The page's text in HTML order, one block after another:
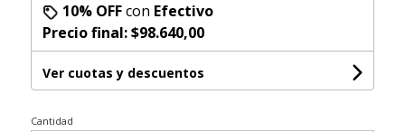
10% OFFcon Efectivo
Precio final:$98.640,00
Ver cuotas y descuentos
Cantidad